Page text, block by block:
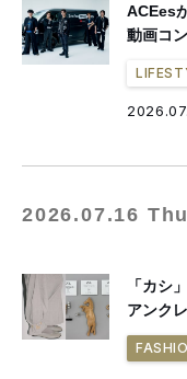
ACEes
動画コ
2026.07.16
「カシ
アンク